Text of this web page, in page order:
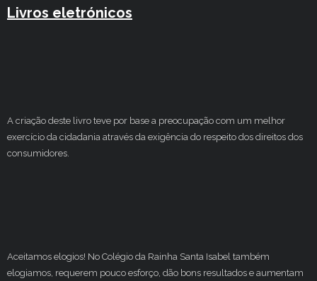
Livros eletrónicos
A criação deste livro teve por base a preocupação com um melhor
exercício da cidadania através da exigência do respeito dos direitos dos
consumidores.
Aceitamos elogios! No Colégio da Rainha Santa Isabel também
elogiamos, requerem pouco esforço, dão bons resultados e aumentam